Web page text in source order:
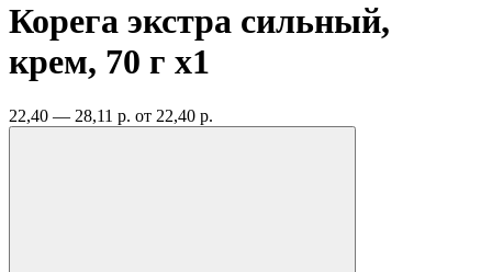
Корега экстра сильный,
крем, 70 г x1
22,40 — 28,11 р. от 22,40 р.